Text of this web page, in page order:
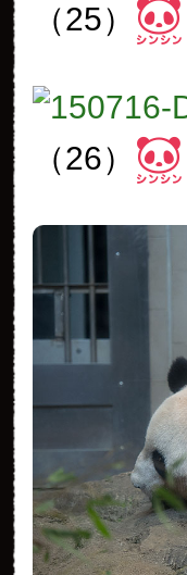
（25）
（26）